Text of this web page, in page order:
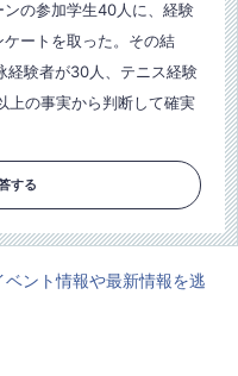
の参加学生40人に、経験
ートを取った。その結
経験者が30人、テニス経験
上の事実から判断して確実
する
ント情報や最新情報を逃